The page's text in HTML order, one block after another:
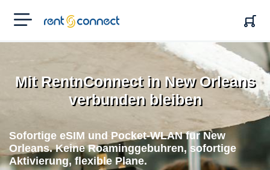
RENT'N
CONNECT
Mit RentnConnect in New Orleans
verbunden bleiben
Sofortige eSIM und Pocket-WLAN fur New
Orleans. Keine Roaminggebuhren, sofortige
Aktivierung, flexible Plane.